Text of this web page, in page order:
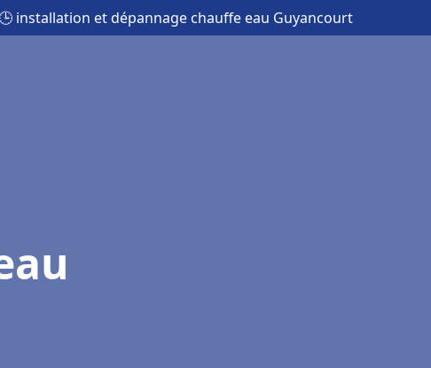
🕒 installation et dépannage chauffe eau Guyancourt